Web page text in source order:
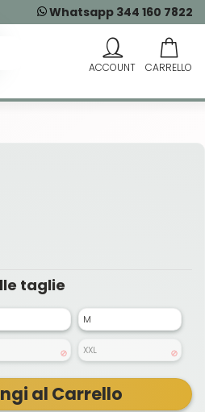
Whatsapp 344 160 7822
taglie
M
XXL
al Carrello